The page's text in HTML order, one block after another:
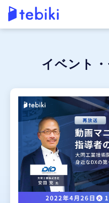
イベント